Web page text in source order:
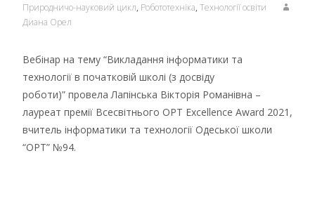
Природничо-науковий цикл, Робототехніка, Технології освіти
Диана Орел
Вебінар на тему “Викладання інформатики та
технології в початковій школі (з досвіду
роботи)” провела Лапінська Вікторія Романівна –
лауреат премії Всесвітнього ОРТ Excellence Award 2021,
вчитель інформатики та технології Одеської школи
“ОРТ” №94.